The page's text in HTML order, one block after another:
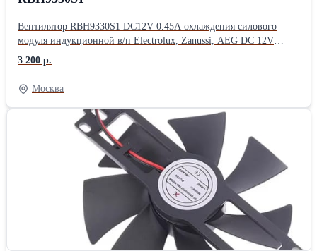
Вентилятор RBH9330S1 DC12V 0.45A охлаждения силового
модуля индукционной в/п Electrolux, Zanussi, AEG DC 12V
0.45A .
3 200 р.
Москва